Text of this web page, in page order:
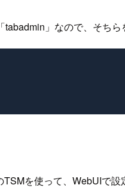
」なので、そち
を使って、WebUIで